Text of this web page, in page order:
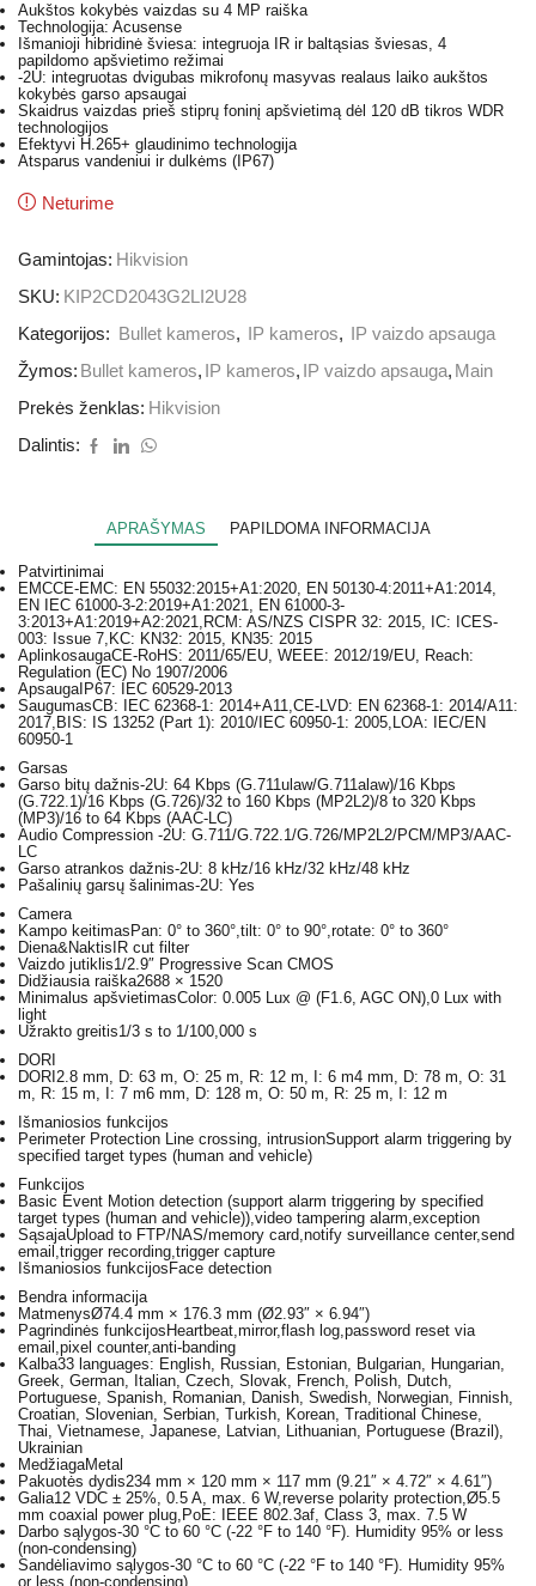
Aukštos kokybės vaizdas su 4 MP raiška
Technologija: Acusense
Išmanioji hibridinė šviesa: integruoja IR ir baltąsias šviesas, 4
papildomo apšvietimo režimai
-2U: integruotas dvigubas mikrofonų masyvas realaus laiko aukštos
kokybės garso apsaugai
Skaidrus vaizdas prieš stiprų foninį apšvietimą dėl 120 dB tikros WDR
technologijos
Efektyvi H.265+ glaudinimo technologija
Atsparus vandeniui ir dulkėms (IP67)
Neturime
Gamintojas: Hikvision
SKU: KIP2CD2043G2LI2U28
Kategorijos:
Bullet kameros, IP kameros,
IP vaizdo apsauga
Žymos: Bullet kameros, IP kameros, IP vaizdo apsauga, Main
Prekės ženklas: Hikvision
Dalintis:
APRAŠYMAS PAPILDOMA INFORMACIJA
Patvirtinimai
EMCCE-EMC: EN 55032:2015+A1:2020, EN 50130-4:2011+A1:2014,
EN IEC 61000-3-2:2019+A1:2021, EN 61000-3-
3:2013+A1:2019+A2:2021,RCM: AS/NZS CISPR 32: 2015, IC: ICES-
003: Issue 7,KC: KN32: 2015, KN35: 2015
AplinkosaugaCE-RoHS: 2011/65/EU, WEEE: 2012/19/EU, Reach:
Regulation (EC) No 1907/2006
ApsaugaIP67: IEC 60529-2013
SaugumasCB: IEC 62368-1: 2014+A11,CE-LVD: EN 62368-1: 2014/A11:
2017,BIS: IS 13252 (Part 1): 2010/IEC 60950-1: 2005,LOA: IEC/EN
60950-1
Garsas
Garso bitų dažnis-2U: 64 Kbps (G.711ulaw/G.711alaw)/16 Kbps
(G.722.1)/16 Kbps (G.726)/32 to 160 Kbps (MP2L2)/8 to 320 Kbps
(MP3)/16 to 64 Kbps (AAC-LC)
Audio Compression -2U: G.711/G.722.1/G.726/MP2L2/PCM/MP3/AAC-
LC
Garso atrankos dažnis-2U: 8 kHz/16 kHz/32 kHz/48 kHz
Pašalinių garsų šalinimas-2U: Yes
Camera
Kampo keitimas Pan: 0° to 360°,tilt: 0° to 90°,rotate: 0° to 360°
Diena&Naktis IR cut filter
Vaizdo jutiklis1/2.9″ Progressive Scan CMOS
Didžiausia raiška2688 × 1520
Minimalus apšvietimasColor: 0.005 Lux @ (F1.6, AGC ON),0 Lux with
light
Užrakto greitis1/3 s to 1/100,000 s
DORI
DORI 2.8 mm, D: 63 m, O: 25 m, R: 12 m, I: 6 m4 mm, D: 78 m, O: 31
m, R: 15 m, I: 7 m6 mm, D: 128 m, O: 50 m, R: 25 m, I: 12 m
Išmaniosios funkcijos
Perimeter Protection Line crossing, intrusionSupport alarm triggering by
specified target types (human and vehicle)
Funkcijos
Basic Event Motion detection (support alarm triggering by specified
target types (human and vehicle)),video tampering alarm,exception
SąsajaUpload to FTP/NAS/memory card,notify surveillance center,send
email,trigger recording,trigger capture
Išmaniosios funkcijos Face detection
Bendra informacija
MatmenysØ74.4 mm × 176.3 mm (Ø2.93″ × 6.94″)
Pagrindinės funkcijos Heartbeat,mirror,flash log,password reset via
email,pixel counter,anti-banding
Kalba33 languages: English, Russian, Estonian, Bulgarian, Hungarian,
Greek, German, Italian, Czech, Slovak, French, Polish, Dutch,
Portuguese, Spanish, Romanian, Danish, Swedish, Norwegian, Finnish,
Croatian, Slovenian, Serbian, Turkish, Korean, Traditional Chinese,
Thai, Vietnamese, Japanese, Latvian, Lithuanian, Portuguese (Brazil),
Ukrainian
MedžiagaMetal
Pakuotės dydis234 mm × 120 mm × 117 mm (9.21″ × 4.72″ × 4.61″)
Galia12 VDC ± 25%, 0.5 A, max. 6 W,reverse polarity protection,Ø5.5
mm coaxial power plug,PoE: IEEE 802.3af, Class 3, max. 7.5 W
Darbo sąlygos-30 °C to 60 °C (-22 °F to 140 °F). Humidity 95% or less
(non-condensing)
Sandėliavimo sąlygos-30 °C to 60 °C (-22 °F to 140 °F). Humidity 95%
or less (non-condensing)